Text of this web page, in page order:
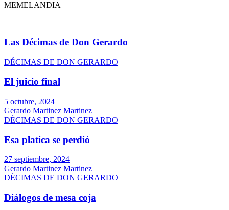
MEMELANDIA
Las Décimas de Don Gerardo
DÉCIMAS DE DON GERARDO
El juicio final
5 octubre, 2024
Gerardo Martinez Martinez
DÉCIMAS DE DON GERARDO
Esa platica se perdió
27 septiembre, 2024
Gerardo Martinez Martinez
DÉCIMAS DE DON GERARDO
Diálogos de mesa coja